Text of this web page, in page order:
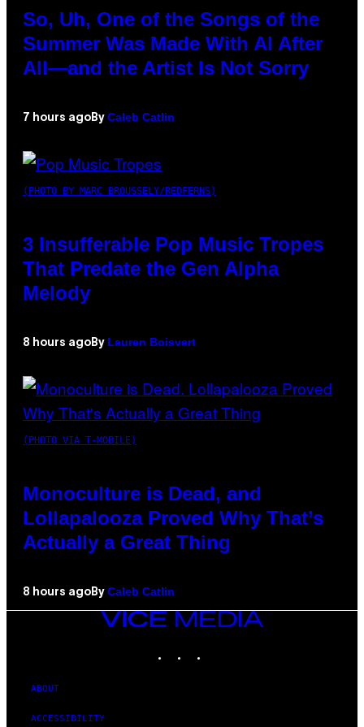
So, Uh, One of the Songs of the
Summer Was Made With AI After
All—and the Artist Is Not Sorry
7 hours ago By Caleb Catlin
(PHOTO BY MARC BROUSSELY/REDFERNS)
3 Insufferable Pop Music Tropes
That Predate the Gen Alpha
Melody
8 hours ago By Lauren Boisvert
(PHOTO VIA T-MOBILE)
Monoculture is Dead, and
Lollapalooza Proved Why That’s
Actually a Great Thing
8 hours ago By Caleb Catlin
VICE
ABOUT
ACCESSIBILITY